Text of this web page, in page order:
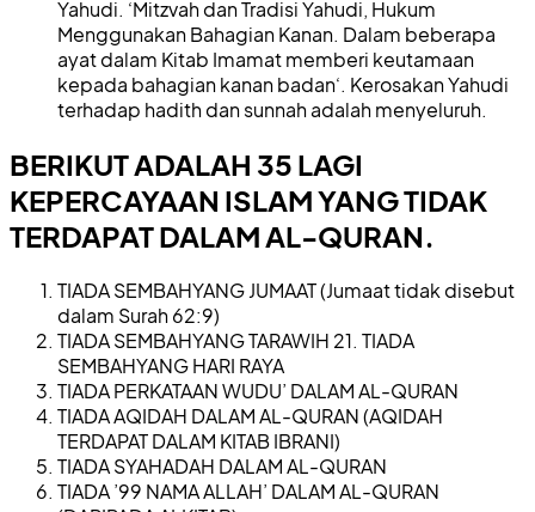
Yahudi. ‘Mitzvah dan Tradisi Yahudi, Hukum
Menggunakan Bahagian Kanan. Dalam beberapa
ayat dalam Kitab Imamat memberi keutamaan
kepada bahagian kanan badan‘. Kerosakan Yahudi
terhadap hadith dan sunnah adalah menyeluruh.
BERIKUT ADALAH 35 LAGI
KEPERCAYAAN ISLAM YANG TIDAK
TERDAPAT DALAM AL-QURAN.
TIADA SEMBAHYANG JUMAAT (Jumaat tidak disebut
dalam Surah 62:9)
TIADA SEMBAHYANG TARAWIH 21. TIADA
SEMBAHYANG HARI RAYA
TIADA PERKATAAN WUDU’ DALAM AL-QURAN
TIADA AQIDAH DALAM AL-QURAN (AQIDAH
TERDAPAT DALAM KITAB IBRANI)
TIADA SYAHADAH DALAM AL-QURAN
TIADA ’99 NAMA ALLAH’ DALAM AL-QURAN